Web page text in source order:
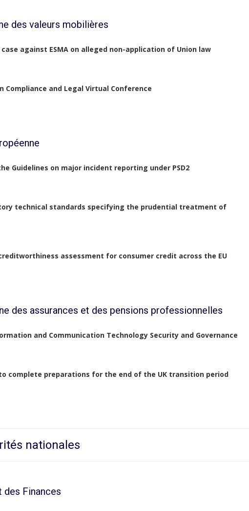
des valeurs mobilières
case against ESMA on alleged non-application of Union law
Compliance and Legal Virtual Conference
Guidelines on major incident reporting under PSD2
technical standards specifying the prudential treatment of
assessment for consumer credit across the EU
des assurances et des pensions professionnelles
and Communication Technology Security and Governance
complete preparations for the end of the UK transition period
nationales
des Finances